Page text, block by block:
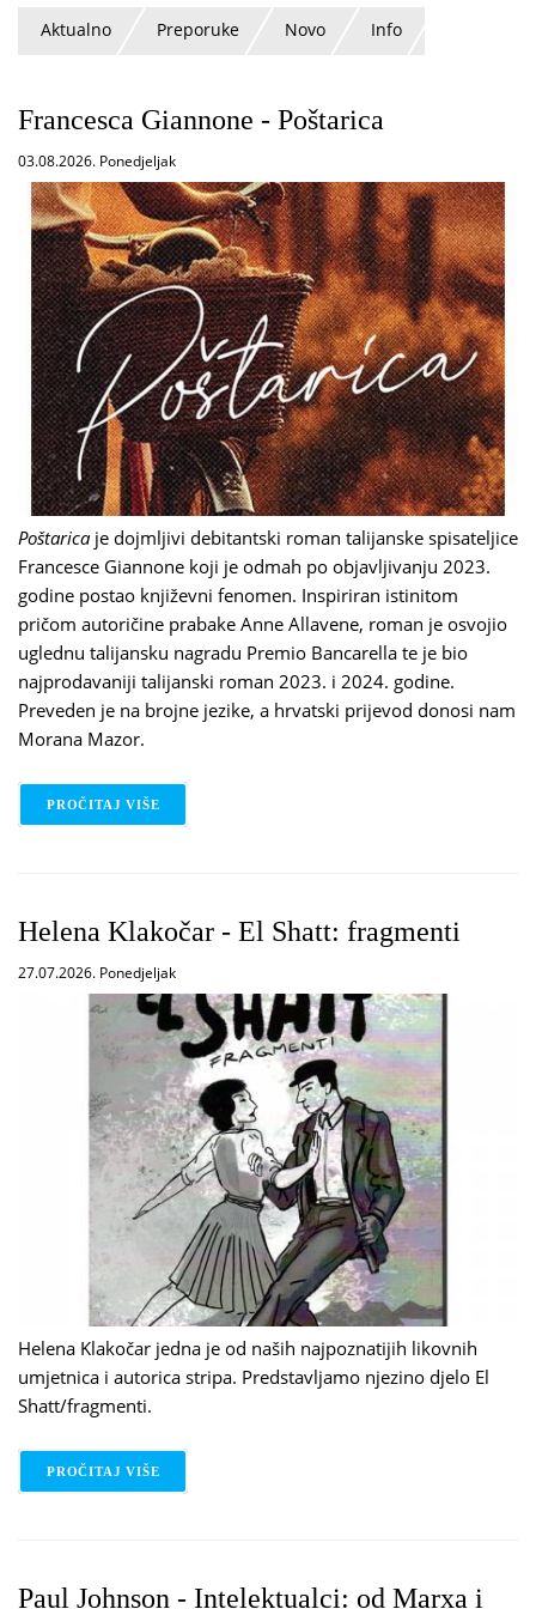
Aktualno Preporuke Novo Info
Francesca Giannone - Poštarica
03.08.2026. Ponedjeljak
Poštarica je dojmljivi debitantski roman talijanske spisateljice
Francesce Giannone koji je odmah po objavljivanju 2023.
godine postao književni fenomen. Inspiriran istinitom
pričom autoričine prabake Anne Allavene, roman je osvojio
uglednu talijansku nagradu Premio Bancarella te je bio
najprodavaniji talijanski roman 2023. i 2024. godine.
Preveden je na brojne jezike, a hrvatski prijevod donosi nam
Morana Mazor.
PROČITAJ VIŠE
Helena Klakočar - El Shatt: fragmenti
27.07.2026. Ponedjeljak
Helena Klakočar jedna je od naših najpoznatijih likovnih
umjetnica i autorica stripa. Predstavljamo njezino djelo El
Shatt/fragmenti.
PROČITAJ VIŠE
Paul Johnson - Intelektualci: od Marxa i